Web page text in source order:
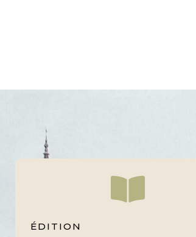
ÉDITION